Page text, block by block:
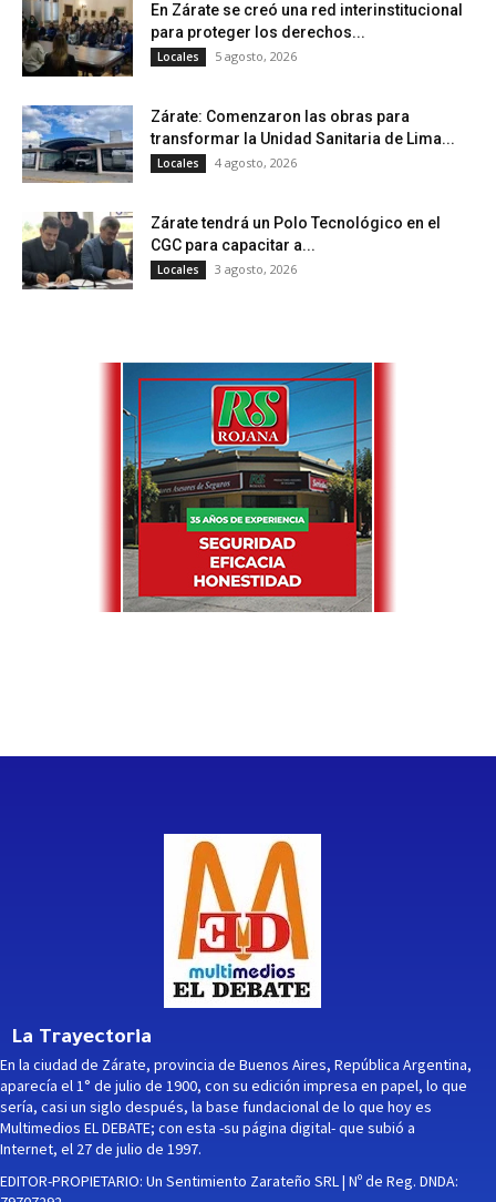
En Zárate se creó una red interinstitucional
para proteger los derechos...
Locales 5 agosto, 2026
Zárate: Comenzaron las obras para
transformar la Unidad Sanitaria de Lima...
Locales 4 agosto, 2026
Zárate tendrá un Polo Tecnológico en el
CGC para capacitar a...
Locales 3 agosto, 2026
La Trayectoria
En la ciudad de Zárate, provincia de Buenos Aires, República Argentina,
aparecía el 1° de julio de 1900, con su edición impresa en papel, lo que
sería, casi un siglo después, la base fundacional de lo que hoy es
Multimedios EL DEBATE; con esta -su página digital- que subió a
Internet, el 27 de julio de 1997.
EDITOR-PROPIETARIO: Un Sentimiento Zarateño SRL | Nº de Reg. DNDA: